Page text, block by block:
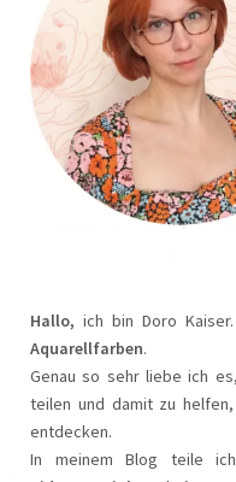
Hallo, ich bin Doro
Aquarellfarben.
Genau so sehr liebe ich
teilen und damit zu
entdecken.
In meinem Blog teile